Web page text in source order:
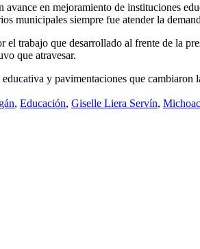
en mejoramiento de instituciones
siempre fue atender la
trabajo que desarrollado al frente de la
que atravesar.
y pavimentaciones que
, Educación, Giselle Liera Servín,